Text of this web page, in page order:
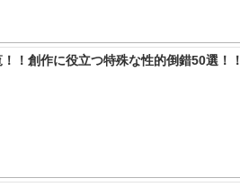
！創作に役立つ特殊な性的倒錯50選！！